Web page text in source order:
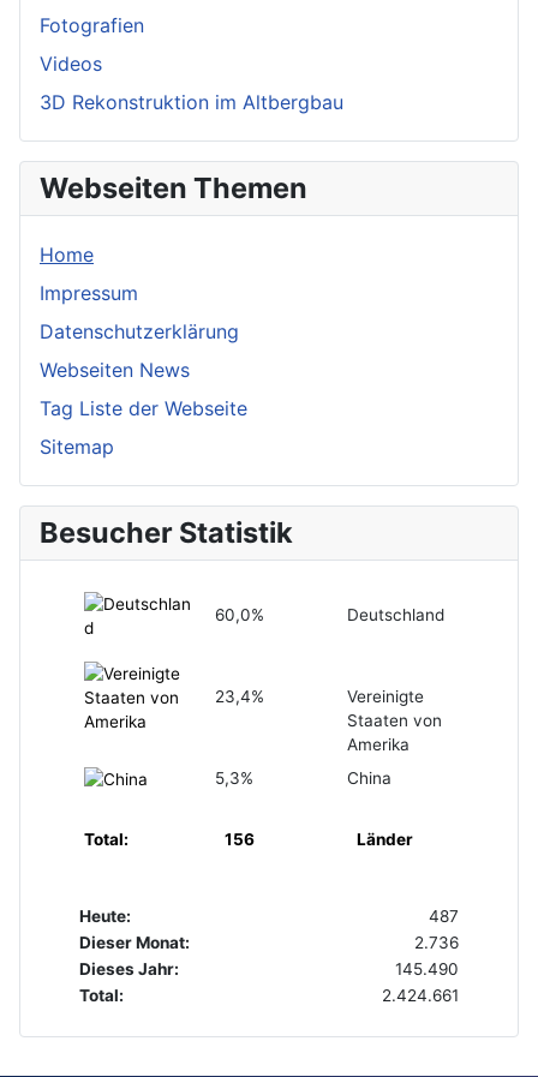
Fotografien
Videos
3D Rekonstruktion im Altbergbau
Webseiten Themen
Home
Impressum
Datenschutzerklärung
Webseiten News
Tag Liste der Webseite
Sitemap
Besucher Statistik
60,0% Deutschland
23,4%
Vereinigte
Staaten von
Amerika
5,3%
China
Total: 156 Länder
Heute:
487
Dieser Monat:
2.736
Dieses Jahr:
145.490
Total:
2.424.661